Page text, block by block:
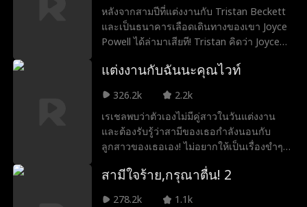
ความสัมพันธ์กับลูกัส เอเจอร์ แต่เมื่อเหตุการณ์
ไม่คาดคิดเกิดขึ้นและพนักงานทั้งหมดเห็น
ข้อความในโทรศัพท์ของเธอ จะเกิดอะไรขึ้น
กับเธอและลูกัส เอเจอร์ ว่าเขาจะไล่เธอออก
จากงานหรือไม่... หรือความลับจากอดีตของ
พวกเขาจะถูกเปิดเผยขึ้นมา
หลังจากสามปีที่แต่งงานกับ Tristan Beckett
และเป็นธนาคารเลือดเดินทางของเขา Joyce
Powell ได้ล่ามาเสียที! Tristan คิดว่า Joyce
เงิน แต่เขาไม่รู้ว่าเธอเป็นรักษาการสืบทอดที่
เธอจะตกหลุมรักกับ William Pope ที่น้อยกว่า
เขา?
แต่งงานกับฉันนะคุณไวท์
326.2k
2.2k
เรเชลพบว่าตัวเองไม่มีคู่สาวในวันแต่งงาน
และต้องรับรู้ว่าสามีของเธอกำลังนอนกับ
ลูกสาวของเธอเอง! ไม่อยากให้เป็นเรื่องขำๆ
แต่งงานต่อ แต่มีเพียงเรื่องเล็กๆน้อยๆที่เธอต้อง
สามีใจร้าย,กรุณาตื่น! 2
278.2k
1.1k